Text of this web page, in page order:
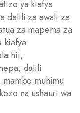
ya kiafya
dalili za awali za
za mapema za
kiafya
hii,
dalili
muhimu
na ushauri wa